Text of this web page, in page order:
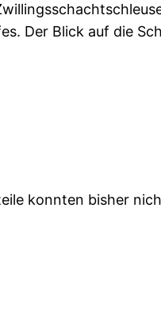
Der Blick auf die
konnten bisher